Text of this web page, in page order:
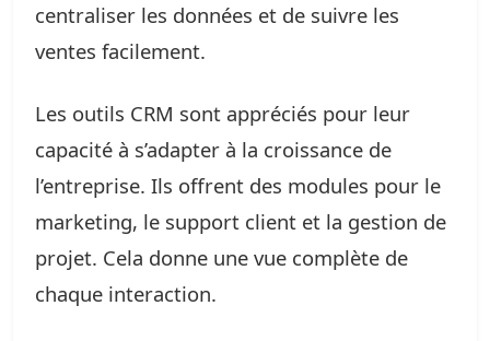
centraliser les données et de suivre les
ventes facilement.
Les outils CRM sont appréciés pour leur
capacité à s’adapter à la croissance de
l’entreprise. Ils offrent des modules pour le
marketing, le support client et la gestion de
projet. Cela donne une vue complète de
chaque interaction.